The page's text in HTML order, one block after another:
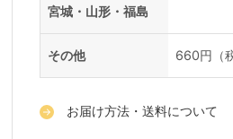
宮城・山形・福島
その他 660円（
お届け方法・送料について